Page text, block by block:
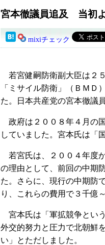
宮本徹議員追及 当初
mixiチェック
若宮健嗣防衛副大臣は２
「ミサイル防衛」（ＢＭＤ
た。日本共産党の宮本徹議
政府は２００８年４月の
していました。宮本氏は「
若宮氏は、２００４年度
の理由として、前回の中期
た。さらに、現行の中期防
り、これらの費用で３千億
宮本氏は「軍拡競争とい
外交的努力と圧力で北朝鮮
い」とただしました。